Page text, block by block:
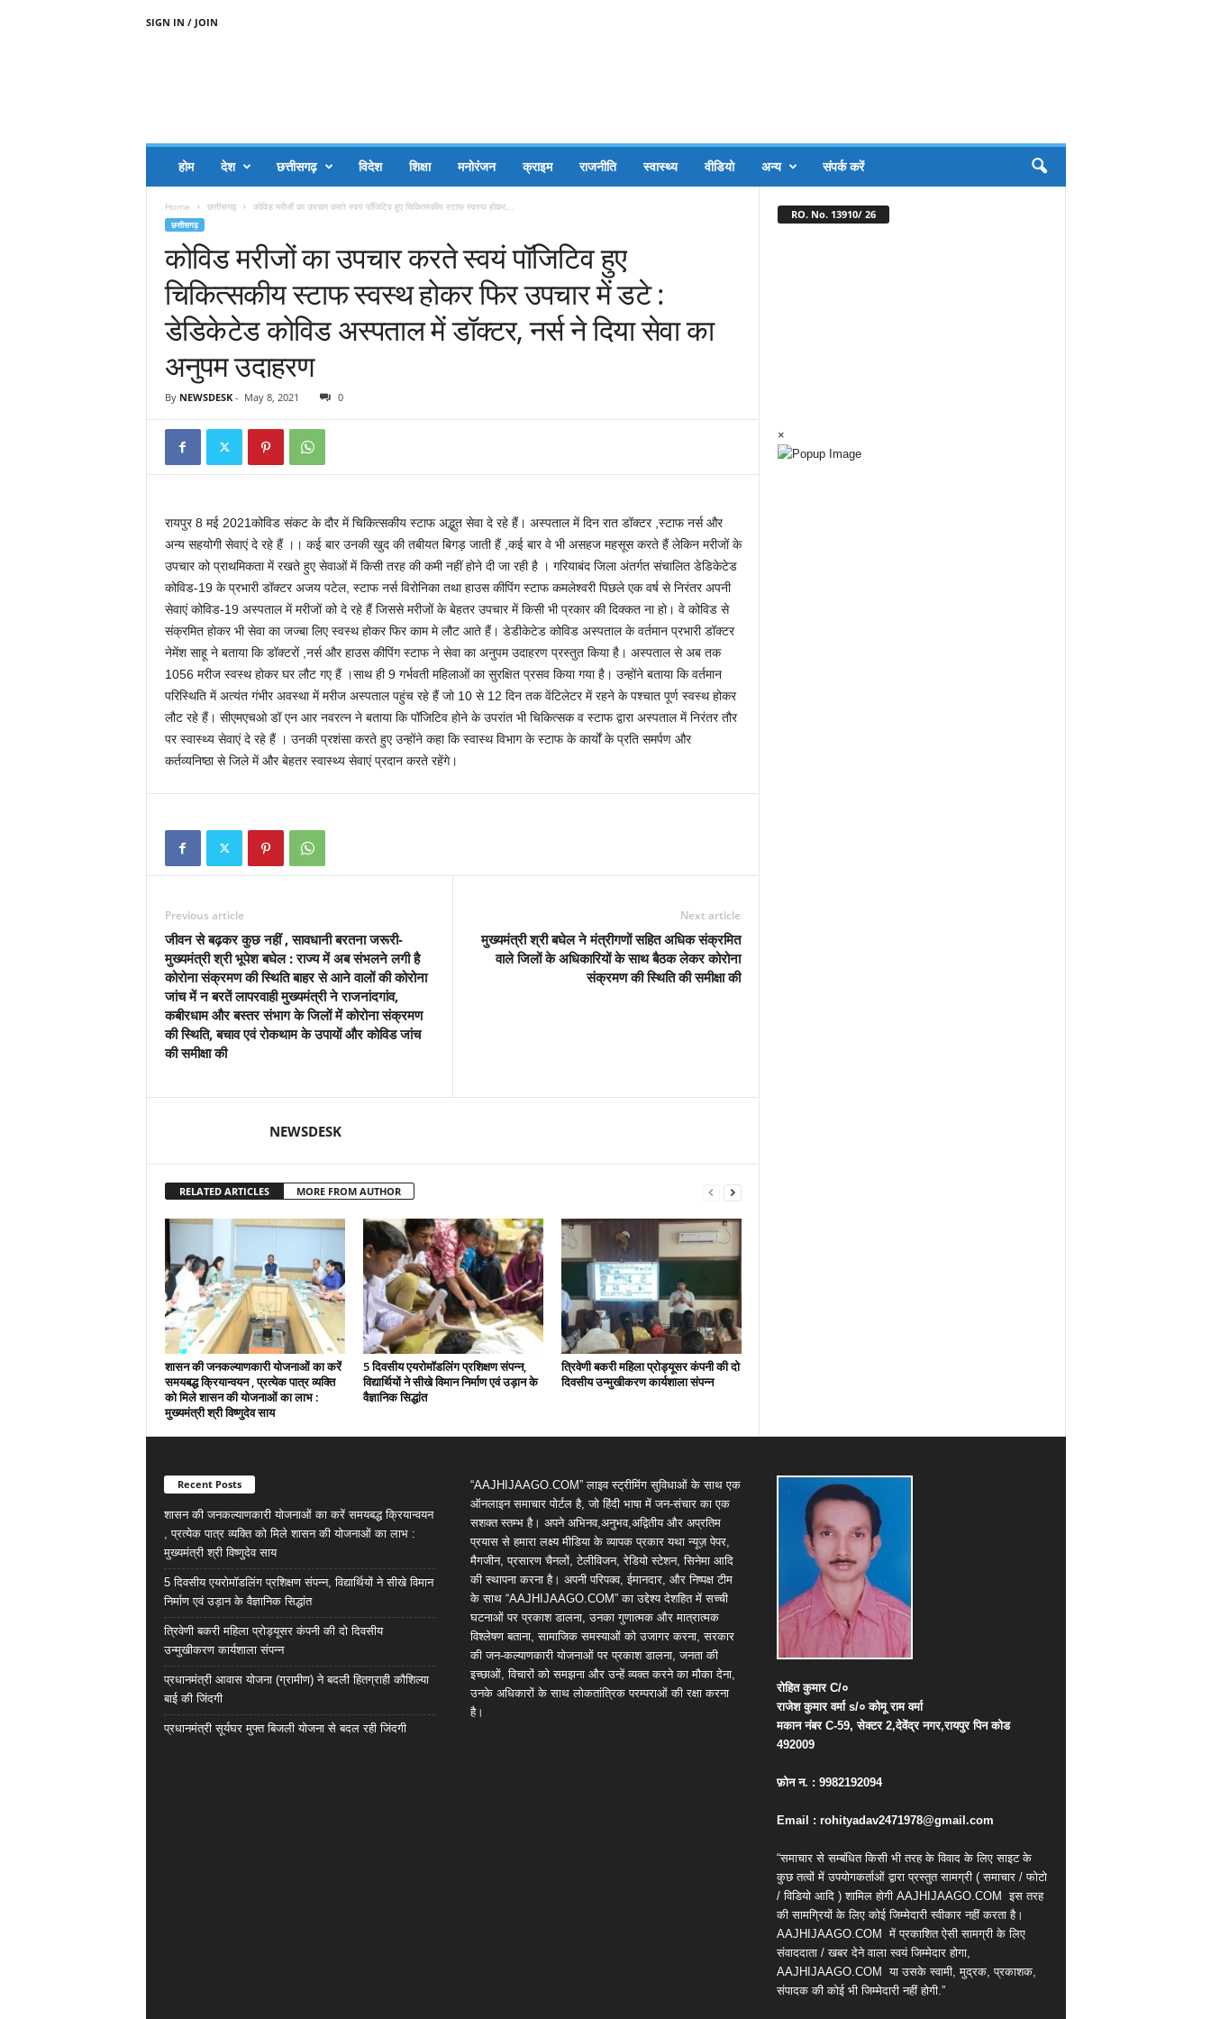
SIGN IN / JOIN
होम देश छत्तीसगढ़ विदेश शिक्षा मनोरंजन क्राइम राजनीति स्वास्थ्य वीडियो अन्य संपर्क करें
Home छत्तीसगढ़ कोविड मरीजों का उपचार करते स्वयं पॉजिटिव हुए चिकित्सकीय ‌स्टाफ स्वस्थ होकर...
छत्तीसगढ़
कोविड मरीजों का उपचार करते स्वयं पॉजिटिव हुए
चिकित्सकीय ‌स्टाफ स्वस्थ होकर फिर उपचार में डटे :
डेडिकेटेड कोविड अस्पताल में डॉक्टर, नर्स ने दिया सेवा का
अनुपम उदाहरण
By NEWSDESK- May 8, 2021 0
रायपुर 8 मई 2021कोविड संकट के दौर में‌ चिकित्सकीय स्टाफ अद्भुत सेवा दे रहे हैं। अस्पताल में दिन रात डॉक्टर ,स्टाफ नर्स और
अन्य सहयोगी सेवाएं दे रहे हैं ।। कई बार उनकी खुद की तबीयत बिगड़ जाती हैं ,कई बार वे भी असहज महसूस करते हैं लेकिन मरीजों के
उपचार को प्राथमिकता में रखते हुए सेवाओं में किसी तरह की कमी नहीं होने दी जा रही है । गरियाबंद जिला अंतर्गत संचालित डेडिकेटेड
कोविड-19 के प्रभारी डॉक्टर अजय पटेल, स्टाफ नर्स विरोनिका तथा हाउस कीपिंग स्टाफ कमलेश्वरी पिछले एक वर्ष से निरंतर अपनी
सेवाएं कोविड-19 अस्पताल में मरीजों को दे रहे हैं जिससे मरीजों के बेहतर उपचार में किसी भी प्रकार की दिक्कत ना हो। वे कोविड से
संक्रमित होकर भी सेवा का जज्बा लिए स्वस्थ होकर फिर काम मे लौट आते हैं। डेडीकेटेड कोविड अस्पताल के वर्तमान प्रभारी डॉक्टर
नेमेंश साहू ने बताया कि डॉक्टरों ,नर्स और हाउस कीपिंग स्टाफ ने सेवा का अनुपम उदाहरण प्रस्तुत किया है। अस्पताल से अब तक
1056 मरीज स्वस्थ होकर घर लौट गए हैं ।साथ ही 9 गर्भवती महिलाओं का सुरक्षित प्रसव किया गया है। उन्होंने बताया कि वर्तमान
परिस्थिति में अत्यंत गंभीर अवस्था में मरीज अस्पताल पहुंच रहे हैं जो 10 से 12 दिन तक वेंटिलेटर में रहने के पश्चात पूर्ण स्वस्थ होकर
लौट रहे हैं। सीएमएचओ डॉ एन आर नवरत्न ने बताया कि पॉजिटिव होने के उपरांत भी चिकित्सक व स्टाफ द्वारा अस्पताल में निरंतर तौर
पर स्वास्थ्य सेवाएं दे रहे हैं । उनकी प्रशंसा करते हुए उन्होंने कहा कि स्वास्थ विभाग के स्टाफ के कार्यों के प्रति समर्पण और
कर्तव्यनिष्ठा से जिले में और बेहतर स्वास्थ्य सेवाएं प्रदान करते रहेंगे।
Previous article
जीवन से बढ़कर कुछ नहीं , सावधानी बरतना जरूरी-
मुख्यमंत्री श्री भूपेश बघेल : राज्य में अब संभलने लगी है
कोरोना संक्रमण की स्थिति बाहर से आने वालों की कोरोना
जांच में न बरतें लापरवाही मुख्यमंत्री ने राजनांदगांव,
कबीरधाम और बस्तर संभाग के जिलों में कोरोना संक्रमण
की स्थिति, बचाव एवं रोकथाम के उपायों और कोविड जांच
की समीक्षा की
Next article
मुख्यमंत्री श्री बघेल ने मंत्रीगणों सहित अधिक संक्रमित
वाले जिलों के अधिकारियों के साथ बैठक लेकर कोरोना
संक्रमण की स्थिति की समीक्षा की
NEWSDESK
RELATED ARTICLES MORE FROM AUTHOR
शासन की जनकल्याणकारी योजनाओं का करें
समयबद्ध क्रियान्वयन , प्रत्येक पात्र व्यक्ति
को मिले शासन की योजनाओं का लाभ :
मुख्यमंत्री श्री विष्णुदेव साय
5 दिवसीय एयरोमॉडलिंग प्रशिक्षण संपन्न,
विद्यार्थियों ने सीखे विमान निर्माण एवं उड़ान के
वैज्ञानिक सिद्धांत
त्रिवेणी बकरी महिला प्रोड्यूसर कंपनी की दो
दिवसीय उन्मुखीकरण कार्यशाला संपन्न
RO. No. 13910/ 26
×
Recent Posts
शासन की जनकल्याणकारी योजनाओं का करें समयबद्ध क्रियान्वयन
, प्रत्येक पात्र व्यक्ति को मिले शासन की योजनाओं का लाभ :
मुख्यमंत्री श्री विष्णुदेव साय
5 दिवसीय एयरोमॉडलिंग प्रशिक्षण संपन्न, विद्यार्थियों ने सीखे विमान
निर्माण एवं उड़ान के वैज्ञानिक सिद्धांत
त्रिवेणी बकरी महिला प्रोड्यूसर कंपनी की दो दिवसीय
उन्मुखीकरण कार्यशाला संपन्न
प्रधानमंत्री आवास योजना (ग्रामीण) ने बदली हितग्राही कौशिल्या
बाई की जिंदगी
प्रधानमंत्री सूर्यघर मुफ्त बिजली योजना से बदल रही जिंदगी
“AAJHIJAAGO.COM” लाइव स्ट्रीमिंग सुविधाओं के साथ एक
ऑनलाइन समाचार पोर्टल है, जो हिंदी भाषा में जन-संचार का एक
सशक्त स्तम्भ है। अपने अभिनव,अनुभव,अद्वितीय और अप्रतिम
प्रयास से हमारा लक्ष्य मीडिया के व्यापक प्रकार यथा न्यूज़ पेपर,
मैगजीन, प्रसारण चैनलों, टेलीविजन, रेडियो स्टेशन, सिनेमा आदि
की स्थापना करना है। अपनी परिपक्व, ईमानदार, और निष्पक्ष टीम
के साथ “AAJHIJAAGO.COM” का उद्देश्य देशहित में सच्ची
घटनाओं पर प्रकाश डालना, उनका गुणात्मक और मात्रात्मक
विश्लेषण बताना, सामाजिक समस्याओं को उजागर करना, सरकार
की जन-कल्याणकारी योजनाओं पर प्रकाश डालना, जनता की
इच्छाओं, विचारों को समझना और उन्हें व्यक्त करने का मौका देना,
उनके अधिकारों के साथ लोकतांत्रिक परम्पराओं की रक्षा करना
है।
रोहित कुमारC/०
राजेश कुमार वर्माs/० कोमू राम वर्मा
मकान नंबरC-59,सेक्टर2,देवेंद्र नगर,रायपुर पिन कोड
492009
फ़ोन न. : 9982192094
Email : rohityadav2471978@gmail.com
“समाचार से सम्बंधित किसी भी तरह के विवाद के लिए साइट के
कुछ तत्वों में उपयोगकर्ताओं द्वारा प्रस्तुत सामग्री ( समाचार / फोटो
/ विडियो आदि ) शामिल होगी AAJHIJAAGO.COM इस तरह
की सामग्रियों के लिए कोई जिम्मेदारी स्वीकार नहीं करता है।
AAJHIJAAGO.COM में प्रकाशित ऐसी सामग्री के लिए
संवाददाता / खबर देने वाला स्वयं जिम्मेदार होगा,
AAJHIJAAGO.COM
या उसके स्वामी, मुद्रक, प्रकाशक,
संपादक की कोई भी जिम्मेदारी नहीं होगी.”